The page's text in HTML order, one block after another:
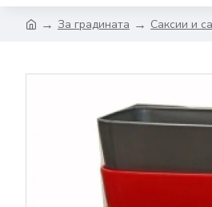
За градината Саксии и